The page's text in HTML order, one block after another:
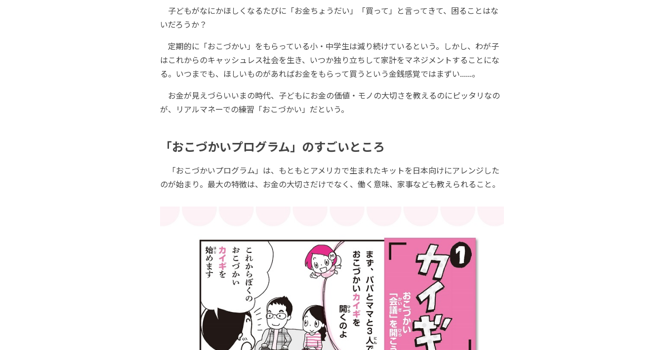
子どもがなにかほしくなるたびに「お金ちょうだい」「買って」と言ってきて、困ることはな
いだろうか？
定期的に「おこづかい」をもらっている小・中学生は減り続けているという。しかし、わが子
はこれからのキャッシュレス社会を生き、いつか独り立ちして家計をマネジメントすることにな
る。いつまでも、ほしいものがあればお金をもらって買うという金銭感覚ではまずい......。
お金が見えづらいいまの時代、子どもにお金の価値・モノの大切さを教えるのにピッタリなの
が、リアルマネーでの練習「おこづかい」だという。
「おこづかいプログラム」のすごいところ
「おこづかいプログラム」は、もともとアメリカで生まれたキットを日本向けにアレンジした
のが始まり。最大の特徴は、お金の大切さだけでなく、働く意味、家事なども教えられること。